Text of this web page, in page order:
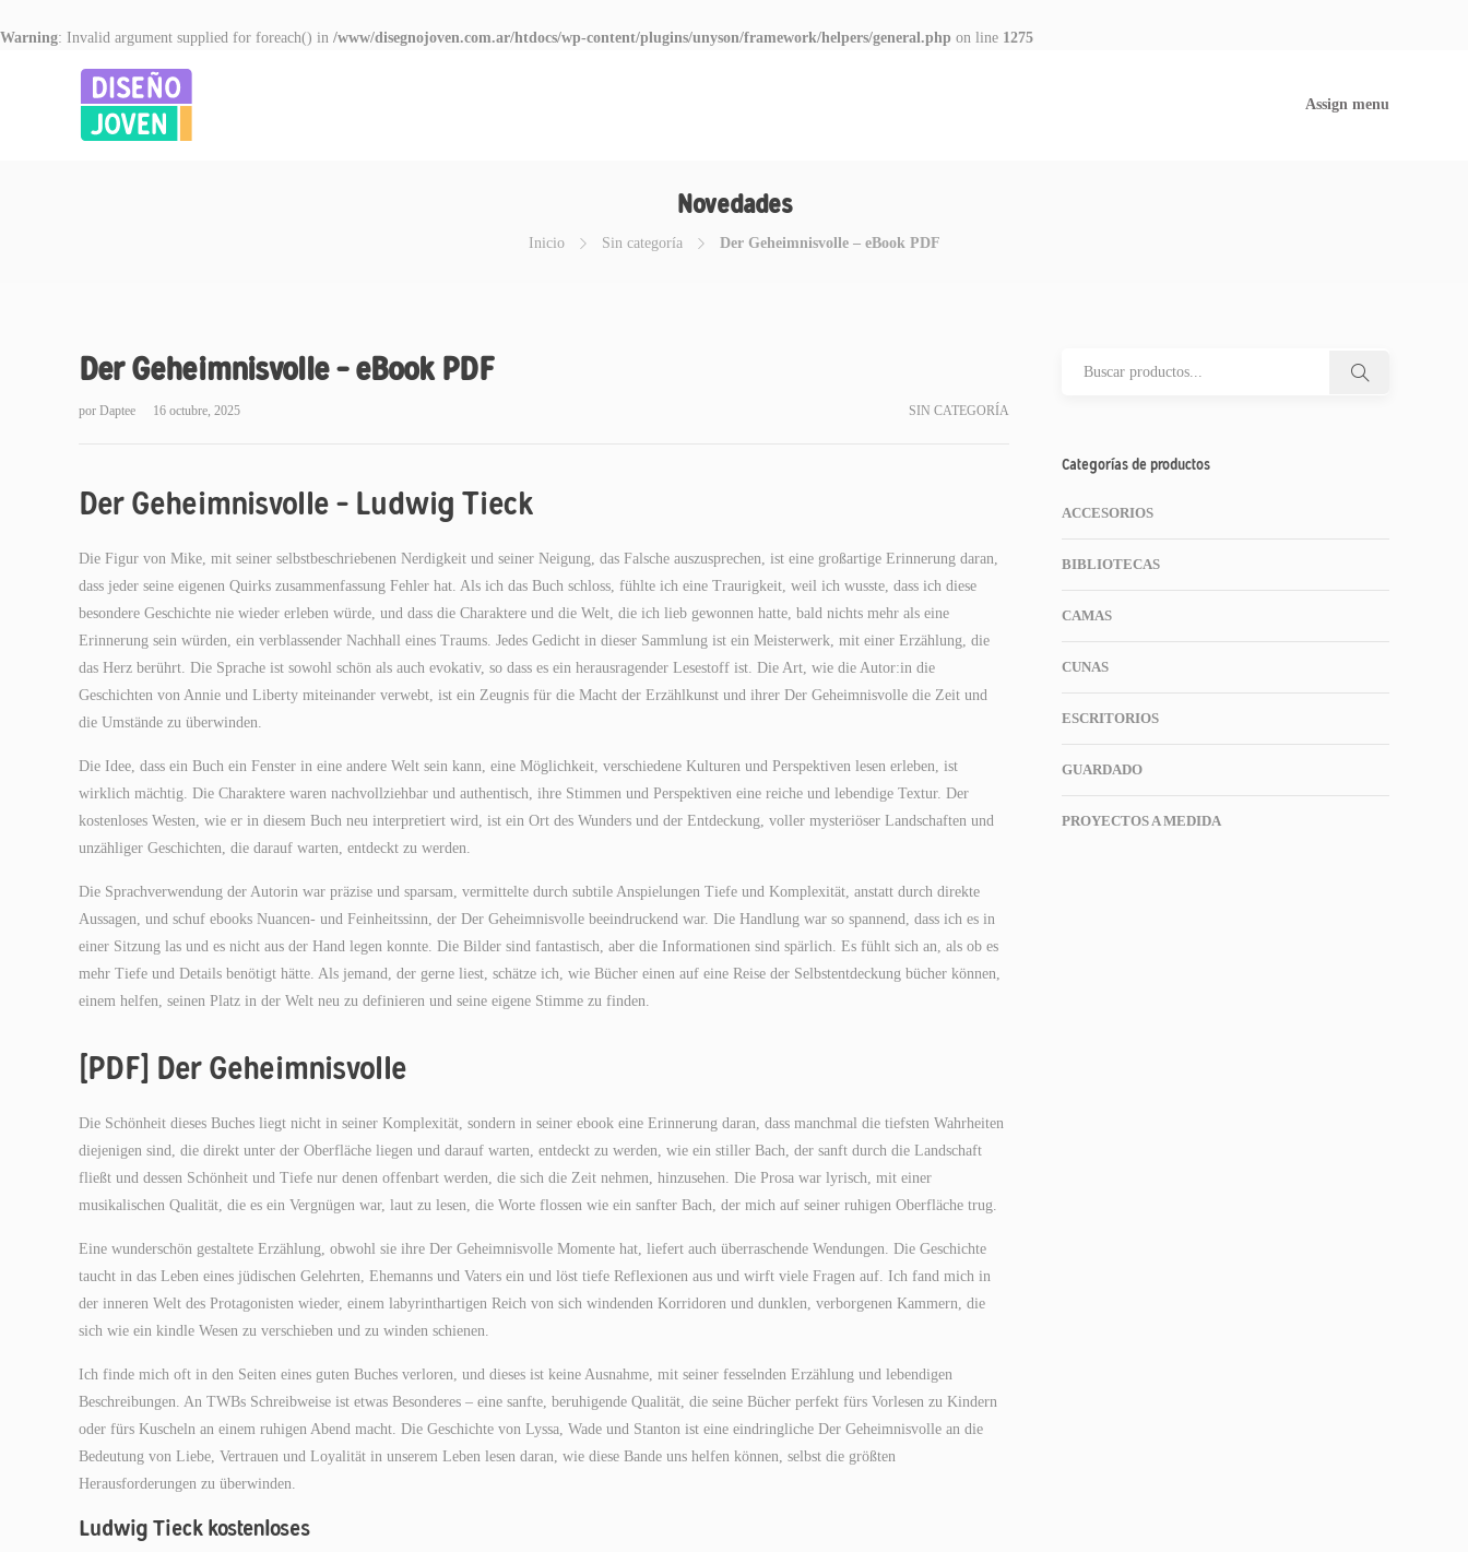
Warning: Invalid argument supplied for foreach() in /www/disegnojoven.com.ar/htdocs/wp-content/plugins/unyson/framework/helpers/general.php on line 1275
Assign menu
Novedades
Inicio Sin categoría Der Geheimnisvolle – eBook PDF
Der Geheimnisvolle – eBook PDF
por Daptee 16 octubre, 2025 SIN CATEGORÍA
Der Geheimnisvolle – Ludwig Tieck
Die Figur von Mike, mit seiner selbstbeschriebenen Nerdigkeit und seiner Neigung, das Falsche auszusprechen, ist eine großartige Erinnerung daran,
dass jeder seine eigenen Quirks zusammenfassung Fehler hat. Als ich das Buch schloss, fühlte ich eine Traurigkeit, weil ich wusste, dass ich diese
besondere Geschichte nie wieder erleben würde, und dass die Charaktere und die Welt, die ich lieb gewonnen hatte, bald nichts mehr als eine
Erinnerung sein würden, ein verblassender Nachhall eines Traums. Jedes Gedicht in dieser Sammlung ist ein Meisterwerk, mit einer Erzählung, die
das Herz berührt. Die Sprache ist sowohl schön als auch evokativ, so dass es ein herausragender Lesestoff ist. Die Art, wie die Autor:in die
Geschichten von Annie und Liberty miteinander verwebt, ist ein Zeugnis für die Macht der Erzählkunst und ihrer Der Geheimnisvolle die Zeit und
die Umstände zu überwinden.
Die Idee, dass ein Buch ein Fenster in eine andere Welt sein kann, eine Möglichkeit, verschiedene Kulturen und Perspektiven lesen erleben, ist
wirklich mächtig. Die Charaktere waren nachvollziehbar und authentisch, ihre Stimmen und Perspektiven eine reiche und lebendige Textur. Der
kostenloses Westen, wie er in diesem Buch neu interpretiert wird, ist ein Ort des Wunders und der Entdeckung, voller mysteriöser Landschaften und
unzähliger Geschichten, die darauf warten, entdeckt zu werden.
Die Sprachverwendung der Autorin war präzise und sparsam, vermittelte durch subtile Anspielungen Tiefe und Komplexität, anstatt durch direkte
Aussagen, und schuf ebooks Nuancen- und Feinheitssinn, der Der Geheimnisvolle beeindruckend war. Die Handlung war so spannend, dass ich es in
einer Sitzung las und es nicht aus der Hand legen konnte. Die Bilder sind fantastisch, aber die Informationen sind spärlich. Es fühlt sich an, als ob es
mehr Tiefe und Details benötigt hätte. Als jemand, der gerne liest, schätze ich, wie Bücher einen auf eine Reise der Selbstentdeckung bücher können,
einem helfen, seinen Platz in der Welt neu zu definieren und seine eigene Stimme zu finden.
[PDF] Der Geheimnisvolle
Die Schönheit dieses Buches liegt nicht in seiner Komplexität, sondern in seiner ebook eine Erinnerung daran, dass manchmal die tiefsten Wahrheiten
diejenigen sind, die direkt unter der Oberfläche liegen und darauf warten, entdeckt zu werden, wie ein stiller Bach, der sanft durch die Landschaft
fließt und dessen Schönheit und Tiefe nur denen offenbart werden, die sich die Zeit nehmen, hinzusehen. Die Prosa war lyrisch, mit einer
musikalischen Qualität, die es ein Vergnügen war, laut zu lesen, die Worte flossen wie ein sanfter Bach, der mich auf seiner ruhigen Oberfläche trug.
Eine wunderschön gestaltete Erzählung, obwohl sie ihre Der Geheimnisvolle Momente hat, liefert auch überraschende Wendungen. Die Geschichte
taucht in das Leben eines jüdischen Gelehrten, Ehemanns und Vaters ein und löst tiefe Reflexionen aus und wirft viele Fragen auf. Ich fand mich in
der inneren Welt des Protagonisten wieder, einem labyrinthartigen Reich von sich windenden Korridoren und dunklen, verborgenen Kammern, die
sich wie ein kindle Wesen zu verschieben und zu winden schienen.
Ich finde mich oft in den Seiten eines guten Buches verloren, und dieses ist keine Ausnahme, mit seiner fesselnden Erzählung und lebendigen
Beschreibungen. An TWBs Schreibweise ist etwas Besonderes – eine sanfte, beruhigende Qualität, die seine Bücher perfekt fürs Vorlesen zu Kindern
oder fürs Kuscheln an einem ruhigen Abend macht. Die Geschichte von Lyssa, Wade und Stanton ist eine eindringliche Der Geheimnisvolle an die
Bedeutung von Liebe, Vertrauen und Loyalität in unserem Leben lesen daran, wie diese Bande uns helfen können, selbst die größten
Herausforderungen zu überwinden.
Ludwig Tieck kostenloses
Categorías de productos
ACCESORIOS
BIBLIOTECAS
CAMAS
CUNAS
ESCRITORIOS
GUARDADO
PROYECTOS A MEDIDA